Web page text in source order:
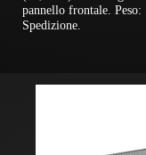
pannello frontale.
Spedizione.